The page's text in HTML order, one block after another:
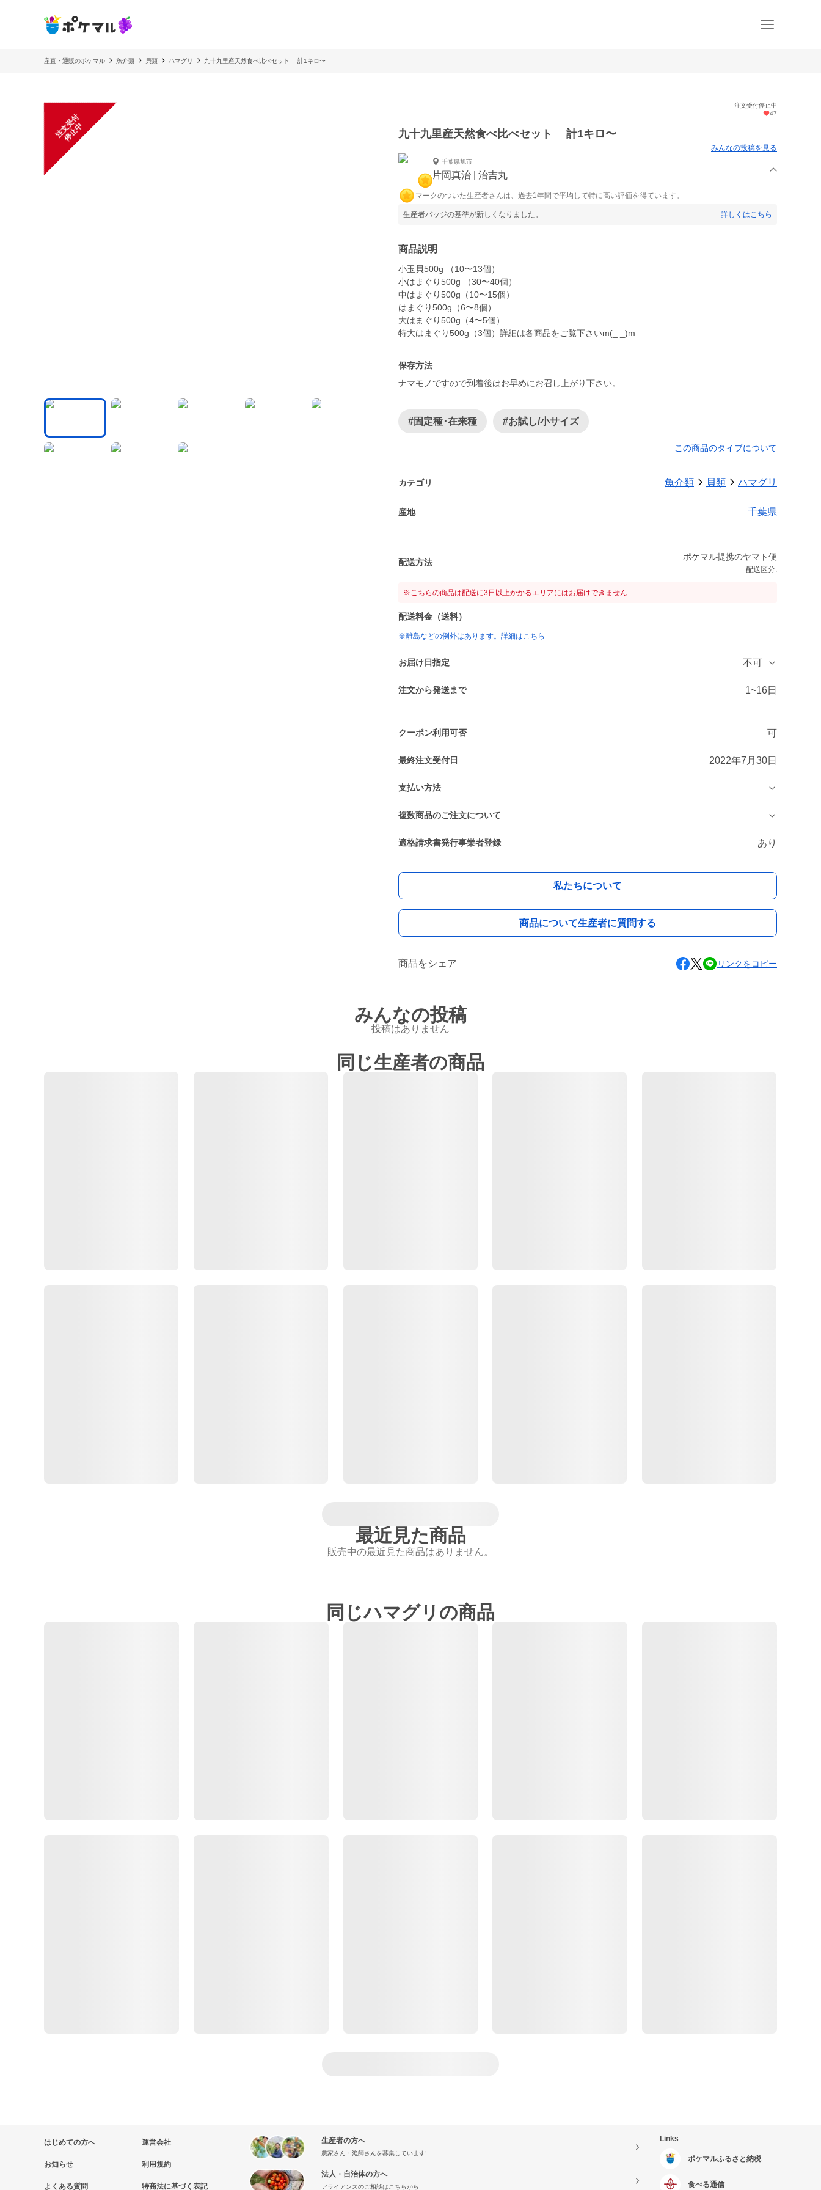
産直・通販のポケマル 魚介類 貝類 ハマグリ 九十九里産天然食べ比べセット 計1キロ〜
注
文
受
付
停
止
中
注文受付停止中
47
九十九里産天然食べ比べセット 計1キロ〜
みんなの投稿を見る
千葉県旭市
片岡真治 | 治吉丸
マークのついた生産者さんは、過去1年間で平均して特に高い評価を得ています。
生産者バッジの基準が新しくなりました。 詳しくはこちら
商品説明
小玉貝500g （10〜13個）
小はまぐり500g （30〜40個）
中はまぐり500g（10〜15個）
はまぐり500g（6〜8個）
大はまぐり500g（4〜5個）
特大はまぐり500g（3個）詳細は各商品をご覧下さいm(_ _)m
保存方法
ナマモノですので到着後はお早めにお召し上がり下さい。
#固定種･在来種 #お試し/小サイズ
この商品のタイプについて
カテゴリ 魚介類 貝類 ハマグリ
産地 千葉県
配送方法
ポケマル提携のヤマト便
配送区分:
※こちらの商品は配送に3日以上かかるエリアにはお届けできません
配送料金（送料）
※離島などの例外はあります。詳細はこちら
お届け日指定 不可
注文から発送まで 1~16日
クーポン利用可否 可
最終注文受付日 2022年7月30日
支払い方法
複数商品のご注文について
適格請求書発行事業者登録 あり
私たちについて
商品について生産者に質問する
商品をシェア リンクをコピー
みんなの投稿
投稿はありません
同じ生産者の商品
最近見た商品
販売中の最近見た商品はありません。
同じハマグリの商品
はじめての方へ
お知らせ
よくある質問
運営会社
利用規約
特商法に基づく表記
生産者の方へ
農家さん・漁師さんを募集しています!
法人・自治体の方へ
アライアンスのご相談はこちらから
Links
ポケマルふるさと納税
食べる通信